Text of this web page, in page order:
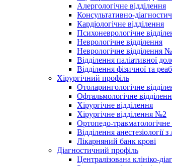
Алергологічне відділення
Консультативно-
Кардіологічне відділення
Психоневрологічне
Неврологічне відділення
Неврологічне відділення
Відділення паліативної
Відділення фізичної та
Хірургічний профіль
Отоларингологічне
Офтальмологічне
Хірургічне відділення
Хірургічне відділення №2
Ортопедо-травматологічне
Відділення анестезіології
Лікарняний банк крові
Діагностичний профіль
Централізована клініко-